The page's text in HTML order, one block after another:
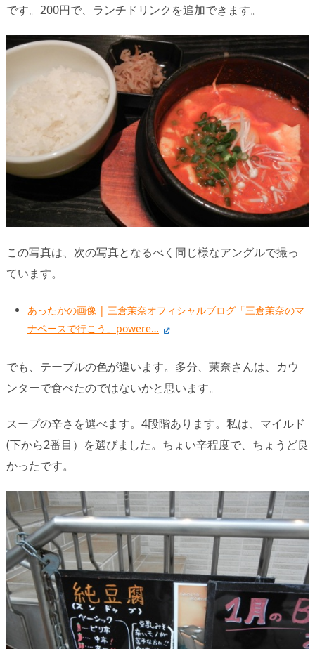
です。200円で、ランチドリンクを追加できます。
この写真は、次の写真となるべく同じ様なアングルで撮っ
ています。
あったかの画像 | 三倉茉奈オフィシャルブログ「三倉茉奈のマ
ナペースで行こう」powere…
でも、テーブルの色が違います。多分、茉奈さんは、カウ
ンターで食べたのではないかと思います。
スープの辛さを選べます。4段階あります。私は、マイルド
(下から2番目）を選びました。ちょい辛程度で、ちょうど良
かったです。